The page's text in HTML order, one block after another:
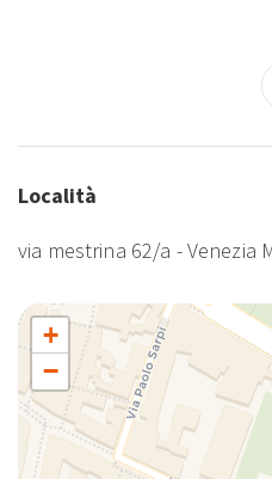
Località
via mestrina 62/a - Venezia
+
−